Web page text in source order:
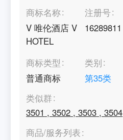
商标名称
V 唯伦酒店 V
HOTEL
注册号
16289811
商标类型
普通商标
类别
第35类
类似群
3501 ,3502 ,3503 ,3504
商品/服务列表